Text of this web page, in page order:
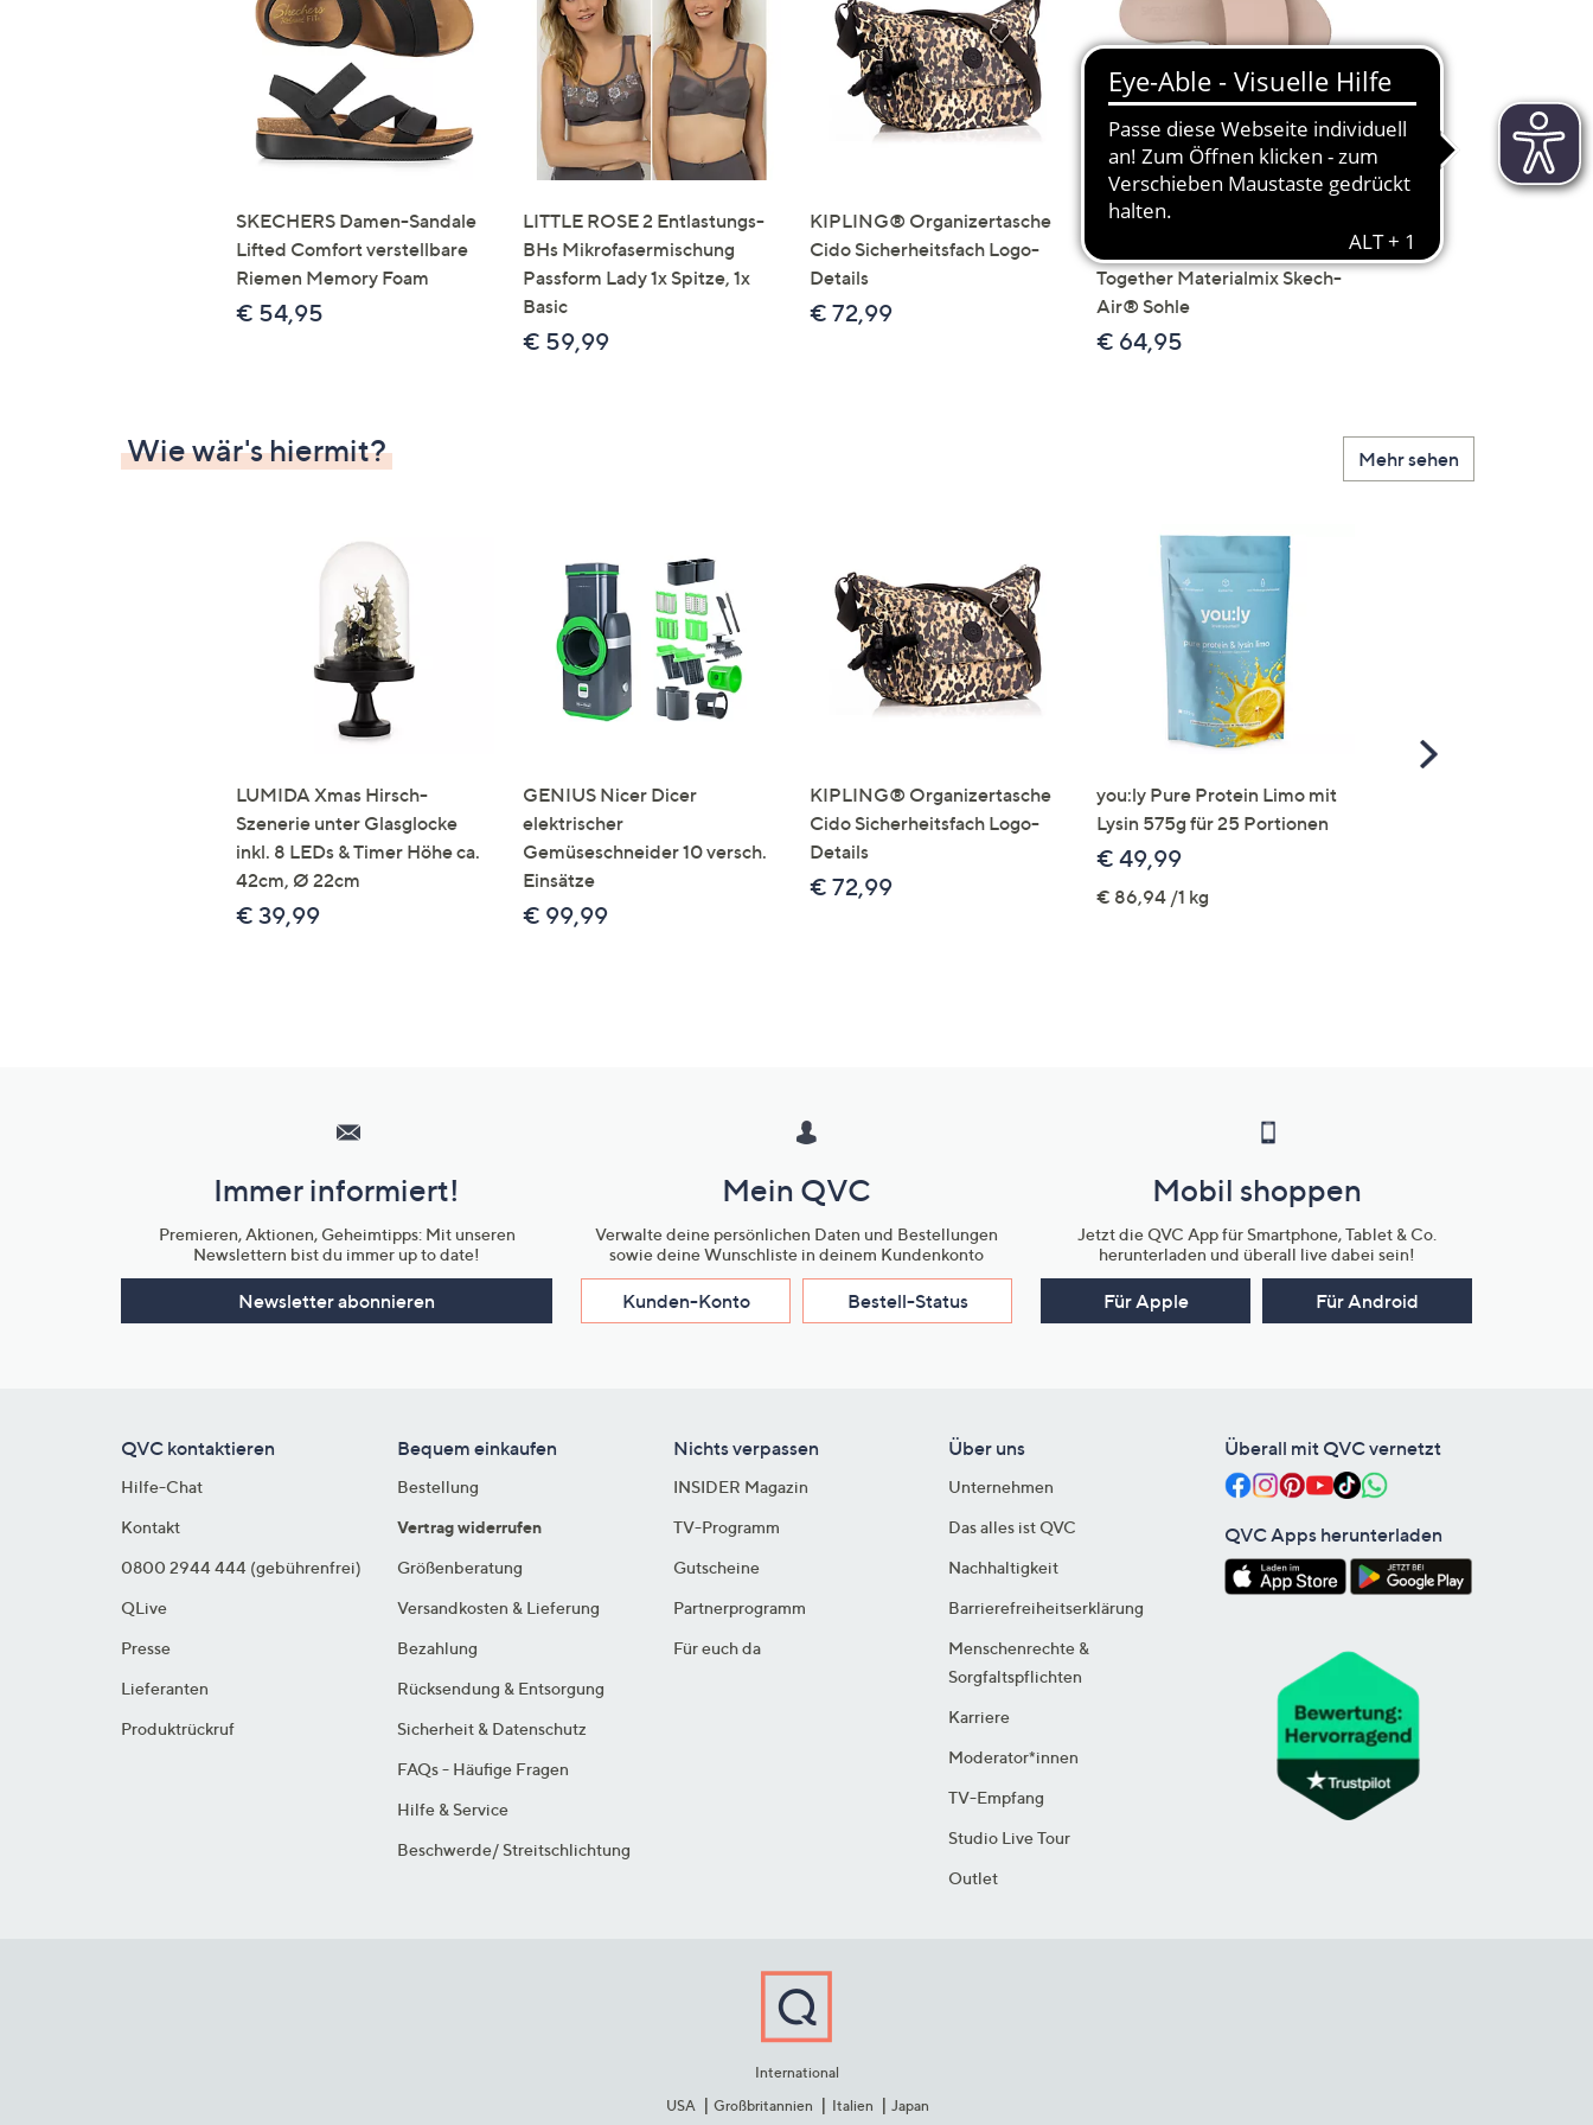
Touch-
Geräten
nach
links
bzw.
rechts,
um
diese
anzuzeigen.
SKECHERS Damen-Sandale
Lifted Comfort verstellbare
Riemen Memory Foam
€ 54,95
LITTLE ROSE 2 Entlastungs-
BHs Mikrofasermischung
Passform Lady 1x Spitze, 1x
Basic
€ 59,99
KIPLING® Organizertasche
Cido Sicherheitsfach Logo-
Details
€ 72,99
SKECHERS Damen-
Together Materialmix Skech-
Air® Sohle
€ 64,95
Tops Mikrofaser
Scroll
Wie wär's hiermit? Mehr sehen
LUMIDA Xmas Hirsch-
Szenerie unter Glasglocke
inkl. 8 LEDs & Timer Höhe ca.
42cm, Ø 22cm
€ 39,99
GENIUS Nicer Dicer
elektrischer
Gemüseschneider 10 versch.
Einsätze
€ 99,99
KIPLING® Organizertasche
Cido Sicherheitsfach Logo-
Details
€ 72,99
you:ly Pure Protein Limo mit
Lysin 575g für 25 Portionen
€ 49,99
€ 86,94 /1 kg
Scroll
Unternehmensinformationen
Immer informiert!
Premieren, Aktionen, Geheimtipps: Mit unseren
Newslettern bist du immer up to date!
Newsletter abonnieren
Mein QVC
Verwalte deine persönlichen Daten und Bestellungen
sowie deine Wunschliste in deinem Kundenkonto
Kunden-Konto Bestell-Status
Mobil shoppen
Jetzt die QVC App für Smartphone, Tablet & Co.
herunterladen und überall live dabei sein!
Für Apple Für Android
QVC kontaktieren
Hilfe-Chat
Kontakt
0800 2944 444 (gebührenfrei)
QLive
Presse
Lieferanten
Produktrückruf
Bequem einkaufen
Bestellung
Vertrag widerrufen
Größenberatung
Versandkosten & Lieferung
Bezahlung
Rücksendung & Entsorgung
Sicherheit & Datenschutz
FAQs - Häufige Fragen
Hilfe & Service
Beschwerde/ Streitschlichtung
Nichts verpassen
INSIDER Magazin
TV-Programm
Gutscheine
Partnerprogramm
Für euch da
Über uns
Unternehmen
Das alles ist QVC
Nachhaltigkeit
Barrierefreiheitserklärung
Menschenrechte &
Sorgfaltspflichten
Karriere
Moderator*innen
TV-Empfang
Studio Live Tour
Outlet
Überall mit QVC vernetzt
QVC Apps herunterladen
International
USA
Großbritannien Italien Japan